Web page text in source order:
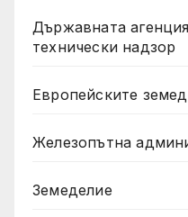
Държавната
технически надзор
Европейските
Железопътна
Земеделие